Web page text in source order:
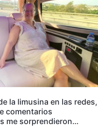
la limusina en las redes,
comentarios
me sorprendieron…